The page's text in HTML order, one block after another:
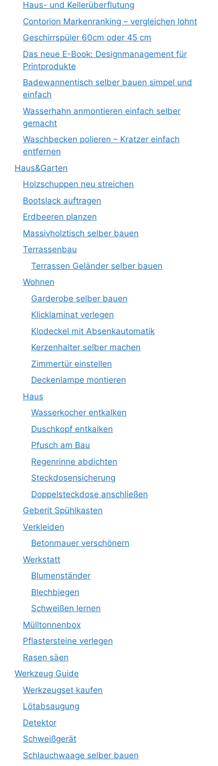
Haus- und Kellerüberflutung
Contorion Markenranking – vergleichen lohnt
Geschirrspüler 60cm oder 45 cm
Das neue E-Book: Designmanagement für
Printprodukte
Badewannentisch selber bauen simpel und
einfach
Wasserhahn anmontieren einfach selber
gemacht
Waschbecken polieren – Kratzer einfach
entfernen
Haus&Garten
Holzschuppen neu streichen
Bootslack auftragen
Erdbeeren planzen
Massivholztisch selber bauen
Terrassenbau
Terrassen Geländer selber bauen
Wohnen
Garderobe selber bauen
Klicklaminat verlegen
Klodeckel mit Absenkautomatik
Kerzenhalter selber machen
Zimmertür einstellen
Deckenlampe montieren
Haus
Wasserkocher entkalken
Duschkopf entkalken
Pfusch am Bau
Regenrinne abdichten
Steckdosensicherung
Doppelsteckdose anschließen
Geberit Spühlkasten
Verkleiden
Betonmauer verschönern
Werkstatt
Blumenständer
Blechbiegen
Schweißen lernen
Mülltonnenbox
Pflastersteine verlegen
Rasen säen
Werkzeug Guide
Werkzeugset kaufen
Lötabsaugung
Detektor
Schweißgerät
Schlauchwaage selber bauen